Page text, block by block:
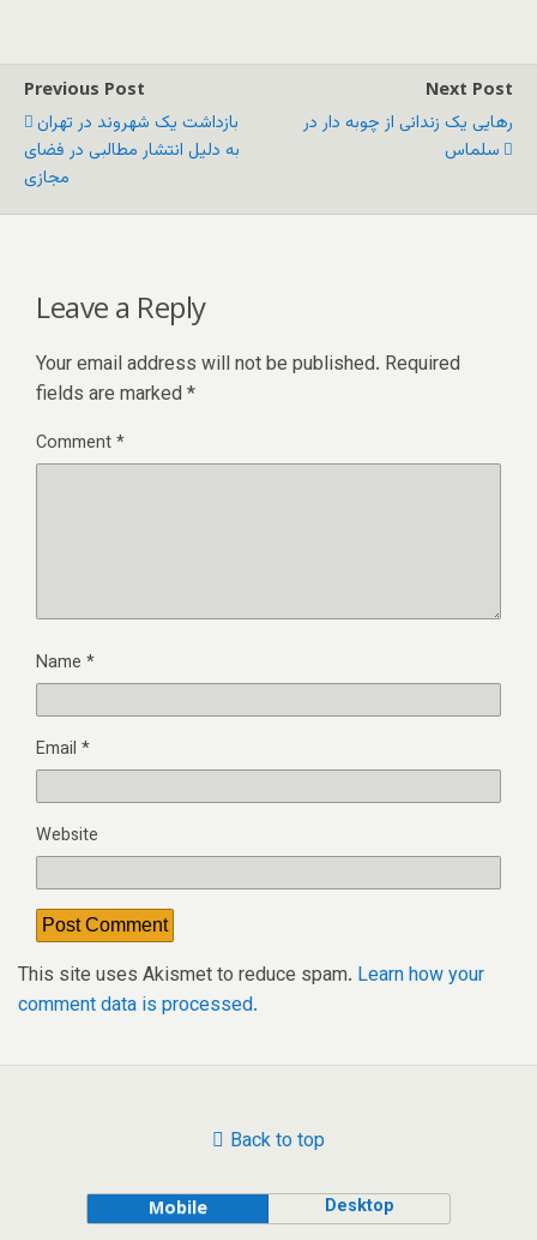
Previous Post
بازداشت یک شهروند در تهران
به دلیل انتشار مطالبی در فضای
مجازی
Next Post
رهایی یک زندانی از چوبه دار در
سلماس
Leave a Reply
Your email address will not be published. Required
fields are marked *
Comment*
Name *
Email *
Website
This site uses Akismet to reduce spam. Learn how your
comment data is processed.
Back to top
Mobile Desktop